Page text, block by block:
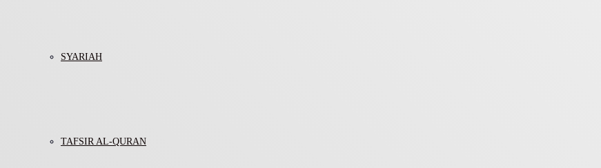
SYARIAH
TAFSIR AL-QURAN